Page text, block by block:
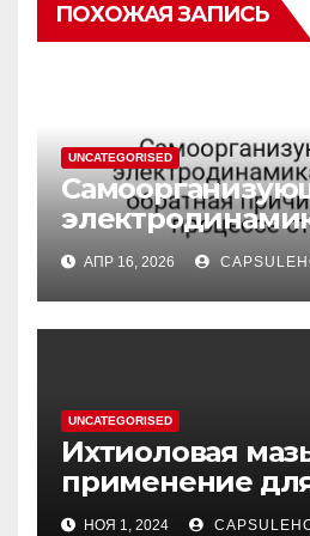
ПОХОЖАЯ ЗАПИСЬ
UNCATEGORISED
обратная
процессе
АПР 16, 2026
UNCATEGORISED
Ихтиоловая
применение
фурункулов
НОЯ 1, 2024